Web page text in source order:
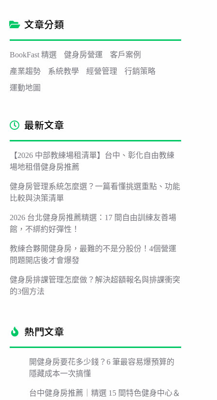
文章分類
BookFast 精選 健身房營運
客戶案例
產業趨勢
系統教學 經營管理
行銷策略
運動地圖
最新文章
【2026 中部教練場租清單】台中、彰化自由教練
場地租借健身房推薦
健身房管理系統怎麼選？一篇看懂挑選重點、功能
比較與決策清單
2026 台北健身房推薦精選：17 間自由訓練友善場
館，不綁約好彈性！
教練合夥開健身房，最難的不是分股份！4個營運
問題開店後才會爆發
健身房排課管理怎麼做？解決超額報名與排課衝突
的3個方法
熱門文章​
開健身房要花多少錢？6 筆最容易爆預算的
隱藏成本一次搞懂
台中健身房推薦｜精選 15 間特色健身中心＆